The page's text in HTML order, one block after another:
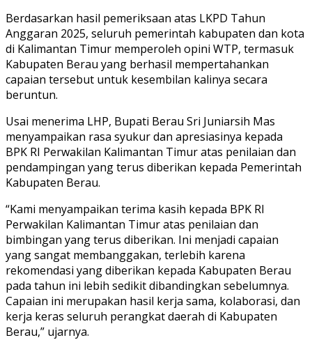
Berdasarkan hasil pemeriksaan atas LKPD Tahun
Anggaran 2025, seluruh pemerintah kabupaten dan kota
di Kalimantan Timur memperoleh opini WTP, termasuk
Kabupaten Berau yang berhasil mempertahankan
capaian tersebut untuk kesembilan kalinya secara
beruntun.
Usai menerima LHP, Bupati Berau Sri Juniarsih Mas
menyampaikan rasa syukur dan apresiasinya kepada
BPK RI Perwakilan Kalimantan Timur atas penilaian dan
pendampingan yang terus diberikan kepada Pemerintah
Kabupaten Berau.
“Kami menyampaikan terima kasih kepada BPK RI
Perwakilan Kalimantan Timur atas penilaian dan
bimbingan yang terus diberikan. Ini menjadi capaian
yang sangat membanggakan, terlebih karena
rekomendasi yang diberikan kepada Kabupaten Berau
pada tahun ini lebih sedikit dibandingkan sebelumnya.
Capaian ini merupakan hasil kerja sama, kolaborasi, dan
kerja keras seluruh perangkat daerah di Kabupaten
Berau,” ujarnya.